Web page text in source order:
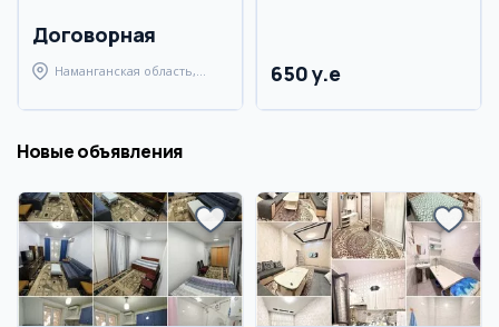
Договорная
Наманганская область,
650 y.e
Новые объявления